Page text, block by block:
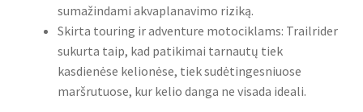
sumažindami akvaplanavimo riziką.
Skirta touring ir adventure motociklams: Trailrider
sukurta taip, kad patikimai tarnautų tiek
kasdienėse kelionėse, tiek sudėtingesniuose
maršrutuose, kur kelio danga ne visada ideali.